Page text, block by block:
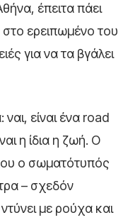
έπειτα πάει
ερειπωμένο του
για να τα βγάλει
είναι ένα road
η ίδια η ζωή. Ο
ο σωματότυπός
– σχεδόν
με ρούχα και